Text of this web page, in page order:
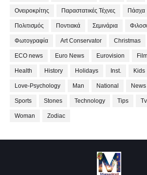
Ονειροκρίτης Παραστατικές Τέχνες Πάσχα
Πολιτισμός Ποντιακά Σεμινάρια
Φωτογραφία Art Conservator Christmas
ECO news Euro News Eurovision
Health History Holidays Inst. Kids
Love-Psychology Man National News
Sports Stones Technology Tips Tv
Woman Zodiac